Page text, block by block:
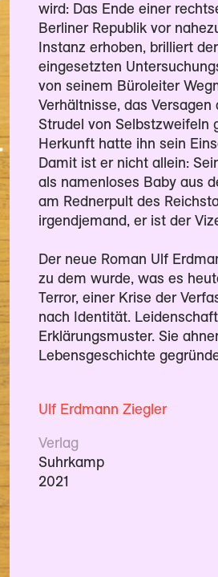
wird: Das Ende einer
Berliner Republik vor
Instanz erhoben, brilliert
eingesetzten
von seinem Büroleiter
Verhältnisse, das
Strudel von Selbstzweifeln
Herkunft hatte ihn sein
Damit ist er nicht allein:
als namenloses Baby aus
am Rednerpult des
irgendjemand, er ist der
Der neue Roman Ulf
zu dem wurde, was es
Terror, einer Krise der
nach Identität.
Erklärungsmuster. Sie
Lebensgeschichte
Ulf Erdmann Ziegler
Verlag
Suhrkamp
2021